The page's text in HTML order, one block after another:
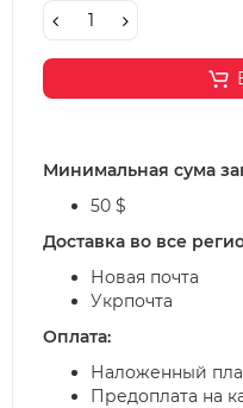
Минимальная сума
50 $
Доставка во все
Новая почта
Укрпочта
Оплата:
Наложенный
Предоплата на